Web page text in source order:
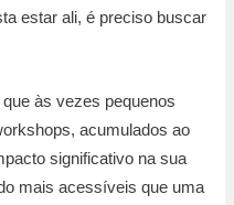
estar ali, é preciso buscar
às vezes pequenos
acumulados ao
significativo na sua
mais acessíveis que uma